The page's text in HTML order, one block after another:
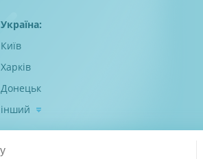
Україна:
Київ
Харків
Донецьк
інший